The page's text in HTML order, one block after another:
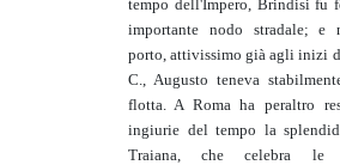
tempo dell'Impero, Brindisi fu
importante nodo stradale; e
porto, attivissimo già agli inizi
C., Augusto teneva
flotta. A Roma ha peraltro
ingiurie del tempo la
Traiana, che celebra le